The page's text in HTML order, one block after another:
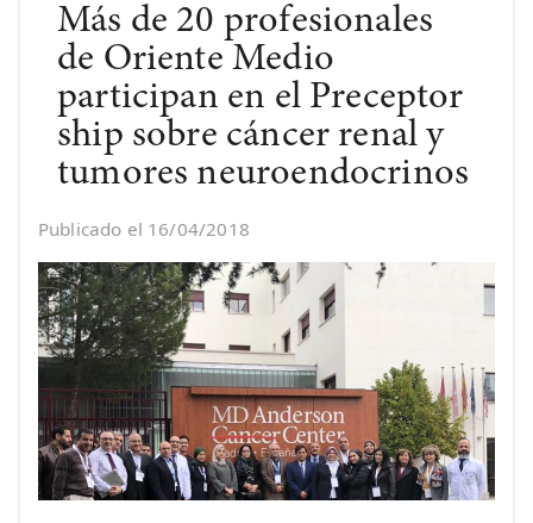
Más de 20 profesionales
de Oriente Medio
participan en el Preceptor
ship sobre cáncer renal y
tumores neuroendocrinos
Publicado el 16/04/2018